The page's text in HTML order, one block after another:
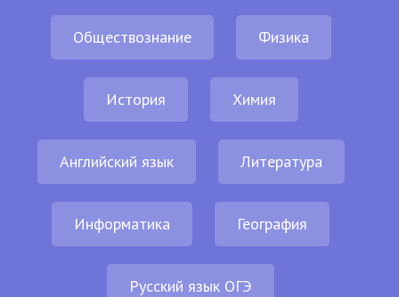
Обществознание Физика
История Химия
Английский язык Литература
Информатика География
Русский язык ОГЭ